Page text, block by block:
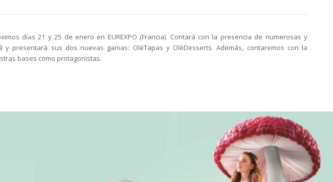
días 21 y 25 de enero en EUREXPO (Francia). Contará con la presencia de numerosas y
presentará sus dos nuevas gamas: OléTapas y OléDesserts. Además, contaremos con la
bases como protagonistas.